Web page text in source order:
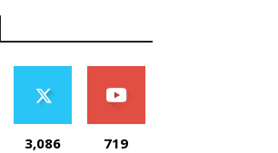
3,086 719